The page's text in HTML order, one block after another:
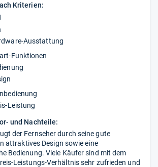
Kriterien:
Ausstattung
Funktionen
Leistung
und Nachteile:
der Fernseher durch seine gute
attraktives Design sowie eine
Bedienung. Viele Käufer sind mit dem
Leistungs-Verhältnis sehr zufrieden und